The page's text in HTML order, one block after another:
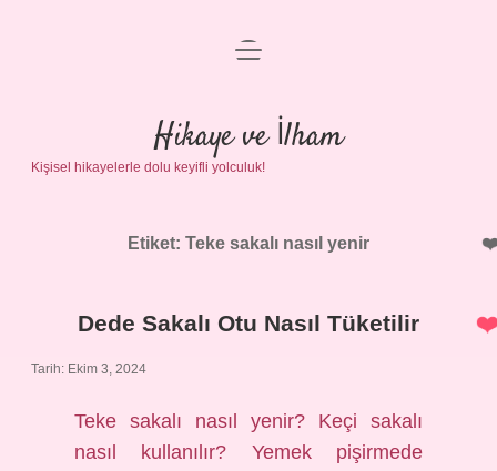
Anasayfa
Gizlilik Politikası
Yasal Uyarı
menüyü
Hikaye ve İlham
Kişisel hikayelerle dolu keyifli yolculuk!
Etiket: Teke sakalı nasıl yenir
Dede Sakalı Otu Nasıl Tüketilir
Tarih: Ekim 3, 2024
Teke sakalı nasıl yenir? Keçi sakalı
nasıl kullanılır? Yemek pişirmede